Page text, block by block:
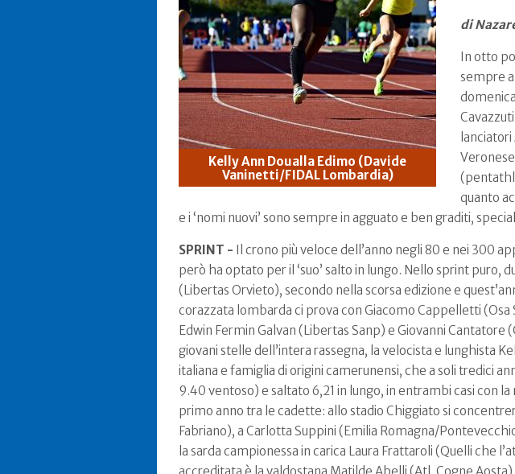
Kelly Ann Doualla Edimo (Davide
Vaninetti/FIDAL Lombardia)
di
In otto
sempre
quanto
e i ‘nomi nuovi’ sono sempre in agguato e ben graditi,
SPRINT - Il crono più veloce dell’anno negli 80 e nei 300
però ha optato per il ‘suo’ salto in lungo. Nello sprint puro,
(Libertas Orvieto), secondo nella scorsa edizione e
corazzata lombarda ci prova con Giacomo Cappelletti
Edwin Fermin Galvan (Libertas Sanp) e Giovanni
giovani stelle dell’intera rassegna, la velocista e lunghista
italiana e famiglia di origini camerunensi, che a soli tredici
9.40 ventoso) e saltato 6,21 in lungo, in entrambi casi con
primo anno tra le cadette: allo stadio Chiggiato si
Fabriano), a Carlotta Suppini (Emilia Romagna/
la sarda campionessa in carica Laura Frattaroli (Quelli che